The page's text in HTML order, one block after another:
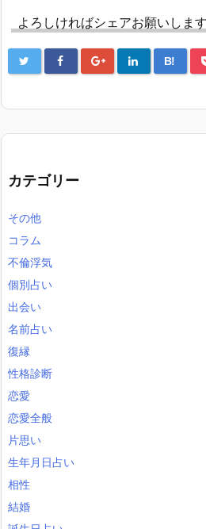
よろしければシェアお願いします
B!
カテゴリー
その他
コラム
不倫浮気
個別占い
出会い
名前占い
復縁
性格診断
恋愛
恋愛全般
片思い
生年月日占い
相性
結婚